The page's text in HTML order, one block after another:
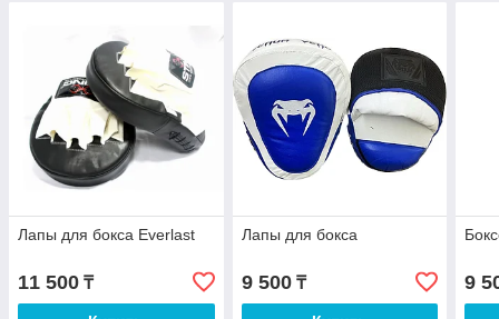
Лапы для бокса Everlast
11 500 ₸
Лапы для бокса
9 500₸ 9